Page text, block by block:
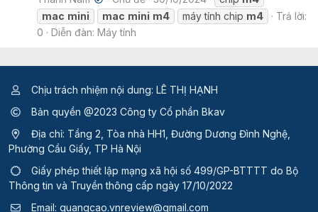
mac mini mac mini m4 máy tính chip m4
Trả lời:
0
Diễn đàn: Máy tính
Chịu trách nhiệm nội dung: LÊ THỊ HẠNH
Bản quyền @2023 Công ty Cổ phần Bkav
Địa chỉ: Tầng 2, Tòa nhà HH1, Đường Dương Đình Nghệ,
Phường Cầu Giấy, TP Hà Nội
Giấy phép thiết lập mạng xã hội số 499/GP-BTTTT do Bộ
Thông tin và Truyền thông cấp ngày 17/10/2022
Email: quangcao.vnreview@gmail.com